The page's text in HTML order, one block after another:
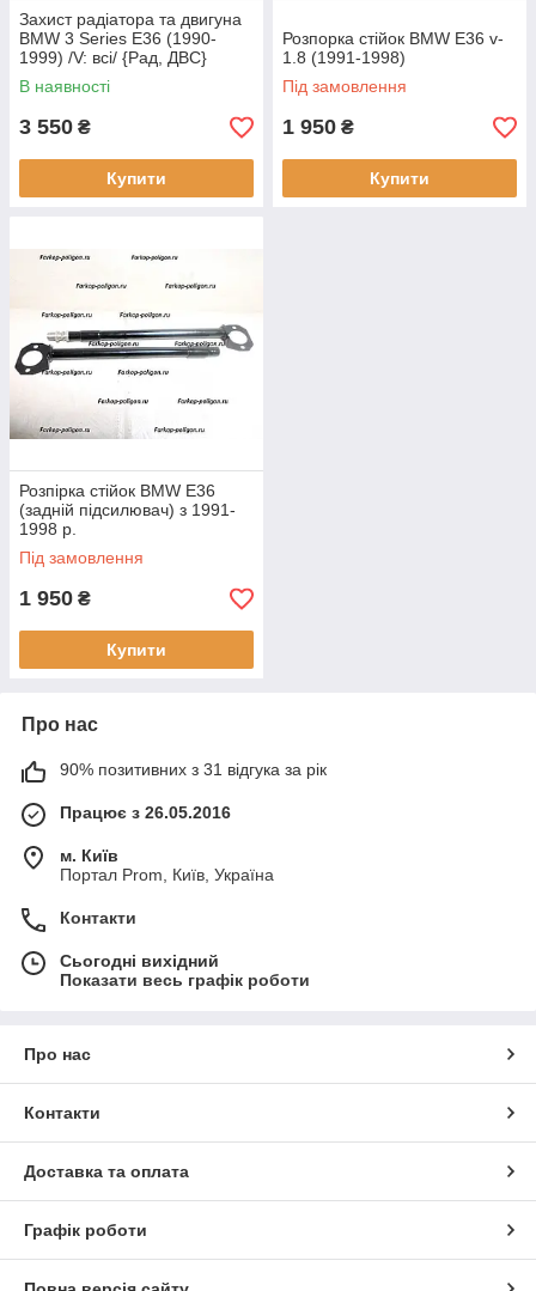
Захист радіатора та двигуна
BMW 3 Series E36 (1990-
1999) /V: всі/ {Рад, ДВС}
В наявності
3 550 ₴
Купити
Розпорка стійок BMW E36 v-
1.8 (1991-1998)
Під замовлення
1 950 ₴
Купити
Розпірка стійок BMW E36
(задній підсилювач) з 1991-
1998 р.
Під замовлення
1 950 ₴
Купити
Про нас
90% позитивних з 31 відгука за рік
Працює з 26.05.2016
м. Київ
Портал Prom, Київ, Україна
Контакти
Сьогодні вихідний
Показати весь графік роботи
Про нас
Контакти
Доставка та оплата
Графік роботи